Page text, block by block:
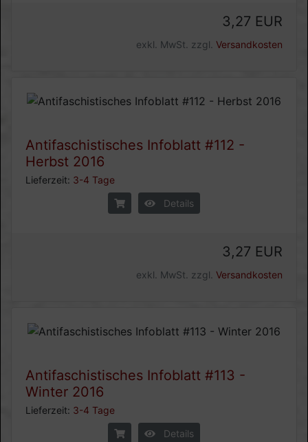
3,27 EUR
exkl. MwSt. zzgl. Versandkosten
Antifaschistisches Infoblatt #112 -
Herbst 2016
Lieferzeit: 3-4 Tage
Details
3,27 EUR
exkl. MwSt. zzgl. Versandkosten
Antifaschistisches Infoblatt #113 -
Winter 2016
Lieferzeit: 3-4 Tage
Details